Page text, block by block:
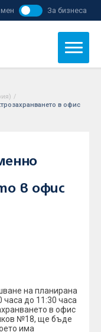
За бизнеса
/
в офис
в офис
на планирана
часа до 11:30 часа
в офис
№18, ще бъде
има